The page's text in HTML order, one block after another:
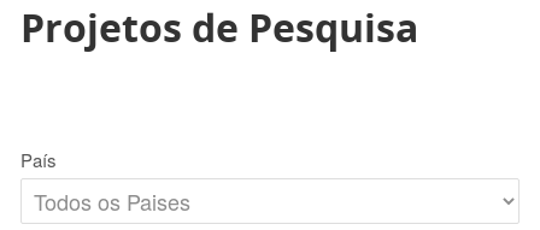
Projetos de Pesquisa
País